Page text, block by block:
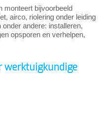
monteert bijvoorbeeld
airco, riolering onder leiding
andere: installeren,
opsporen en verhelpen,
werktuigkundige